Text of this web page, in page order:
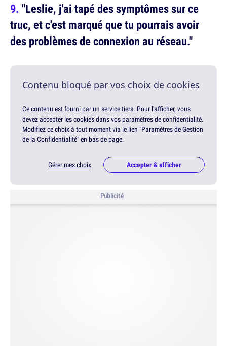
"Leslie, j'ai tapé des symptômes sur ce
truc, et c'est marqué que tu pourrais avoir
des problèmes de connexion au réseau."
Contenu bloqué par vos choix de cookies
Ce contenu est fourni par un service tiers. Pour l'afficher, vous
devez accepter les cookies dans vos paramètres de confidentialité.
Modifiez ce choix à tout moment via le lien "Paramètres de Gestion
de la Confidentialité" en bas de page.
Gérer mes choix Accepter & afficher
Publicité